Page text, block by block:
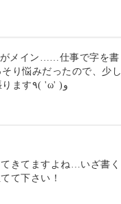
がメイン……仕事で字を書
り悩みだったので、少し
でもマシに書けるように頑張ります٩( 'ω' )و
きてますよね…いざ書く
て下さい！